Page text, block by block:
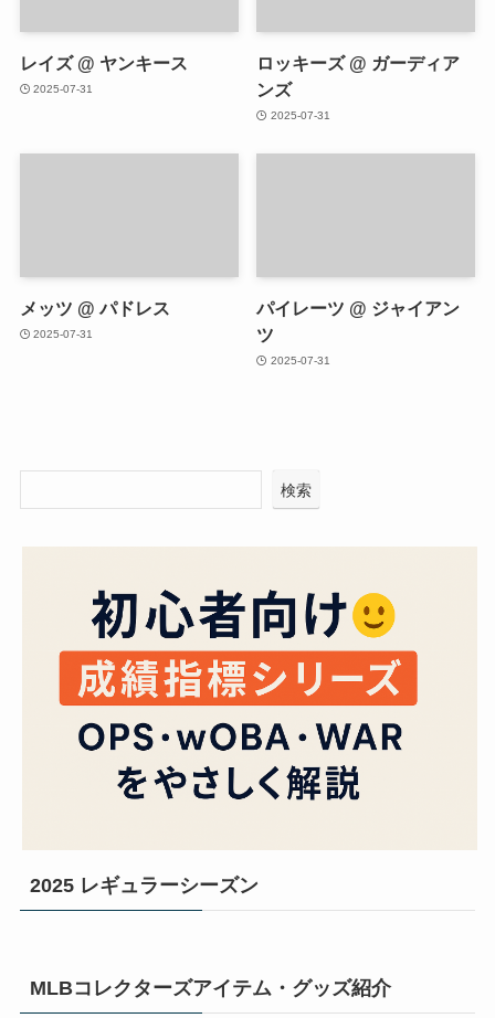
レイズ @ ヤンキース
2025-07-31
ロッキーズ @ ガーディア
ンズ
2025-07-31
メッツ @ パドレス
2025-07-31
パイレーツ @ ジャイアン
ツ
2025-07-31
検索
2025 レギュラーシーズン
MLBコレクターズアイテム・グッズ紹介